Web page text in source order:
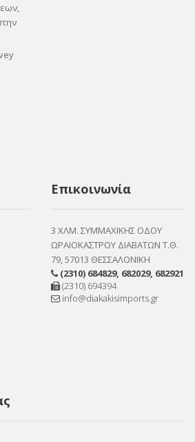
Επικοινωνία
3 ΧΛΜ. ΣΥΜΜΑΧΙΚΗΣ ΟΔΟΥ
ΩΡΑΙΟΚΑΣΤΡΟΥ ΔΙΑΒΑΤΩΝ Τ.Θ.
79, 57013 ΘΕΣΣΑΛΟΝΙΚΗ
(2310) 684829, 682029, 682921
(2310) 694394
info@diakakisimports.gr